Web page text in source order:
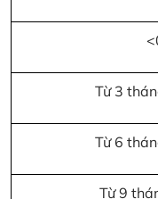
Từ 3
Từ 6
Từ 9